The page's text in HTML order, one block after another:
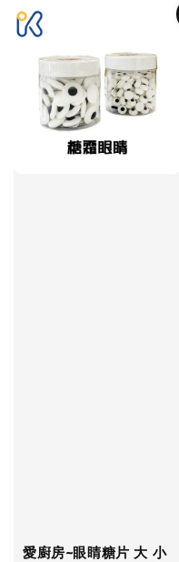
愛廚房~眼睛糖片 大 小